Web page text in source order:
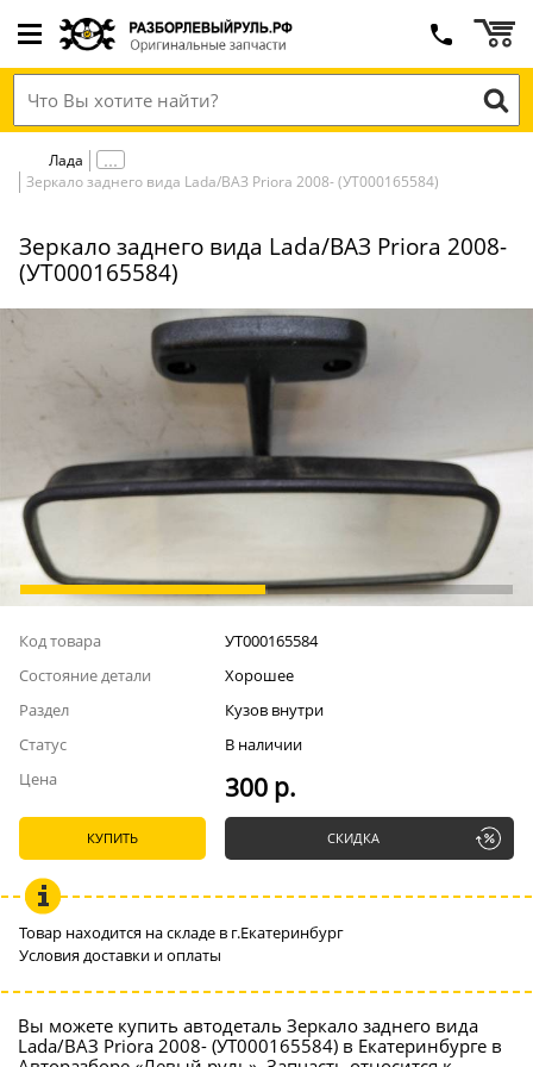
Лада
Зеркало заднего вида Lada/ВАЗ Priora 2008- (УТ000165584)
Зеркало заднего вида Lada/ВАЗ Priora 2008-
(УТ000165584)
Код товара
УТ000165584
Состояние детали
Хорошее
Раздел
Кузов внутри
Статус
В наличии
Цена
300 р.
КУПИТЬ СКИДКА
Товар находится на складе в г.Екатеринбург
Условия доставки и оплаты
Вы можете купить автодеталь Зеркало заднего вида
Lada/ВАЗ Priora 2008- (УТ000165584) в Екатеринбурге в